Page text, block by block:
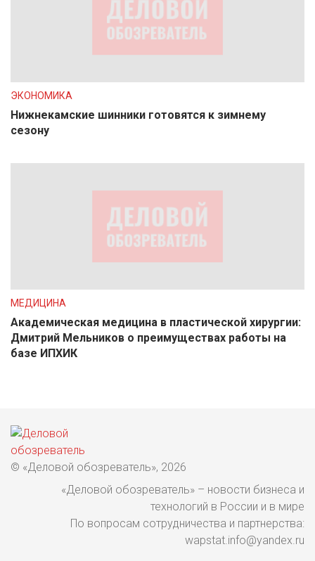
ЭКОНОМИКА
Нижнекамские шинники готовятся к зимнему
сезону
МЕДИЦИНА
Академическая медицина в пластической хирургии:
Дмитрий Мельников о преимуществах работы на
базе ИПХИК
© «Деловой обозреватель», 2026
«Деловой обозреватель» – новости бизнеса и
технологий в России и в мире
По вопросам сотрудничества и партнерства:
wapstat.info@yandex.ru